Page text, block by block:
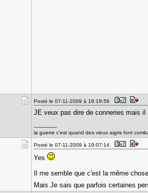
Posté le 07-11-2009 à 18:19:56
JE veux pas dire de conneries mais il
---------------
la guerre c'est quand des vieux aigris font
Posté le 07-11-2009 à 19:07:14
Yes
Il me semble que c'est la même
Mais Je sais que parfois certaines